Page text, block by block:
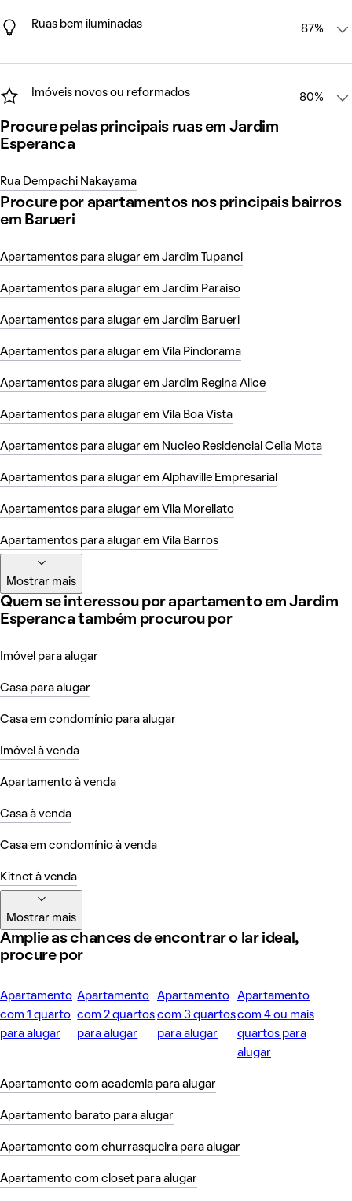
Ruas bem iluminadas 87%
Imóveis novos ou reformados 80%
Procure pelas principais ruas em Jardim
Esperanca
Rua Dempachi Nakayama
Procure por apartamentos nos principais bairros
em Barueri
Apartamentos para alugar em Jardim Tupanci
Apartamentos para alugar em Jardim Paraiso
Apartamentos para alugar em Jardim Barueri
Apartamentos para alugar em Vila Pindorama
Apartamentos para alugar em Jardim Regina Alice
Apartamentos para alugar em Vila Boa Vista
Apartamentos para alugar em Nucleo Residencial Celia Mota
Apartamentos para alugar em Alphaville Empresarial
Apartamentos para alugar em Vila Morellato
Apartamentos para alugar em Vila Barros
Mostrar mais
Quem se interessou por apartamento em Jardim
Esperanca também procurou por
Imóvel para alugar
Casa para alugar
Casa em condomínio para alugar
Imóvel à venda
Apartamento à venda
Casa à venda
Casa em condomínio à venda
Kitnet à venda
Mostrar mais
Amplie as chances de encontrar o lar ideal,
procure por
Apartamento
com 1 quarto
para alugar
Apartamento
com 2 quartos
para alugar
Apartamento
com 3 quartos
para alugar
Apartamento
com 4 ou mais
quartos para
alugar
Apartamento com academia para alugar
Apartamento barato para alugar
Apartamento com churrasqueira para alugar
Apartamento com closet para alugar